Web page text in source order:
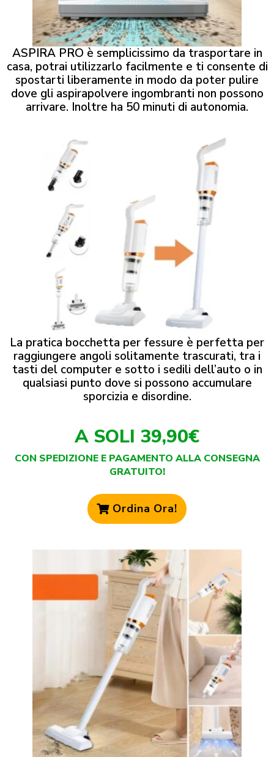
ASPIRA PRO è semplicissimo da trasportare in
casa, potrai utilizzarlo facilmente e ti consente di
spostarti liberamente in modo da poter pulire
dove gli aspirapolvere ingombranti non possono
arrivare. Inoltre ha 50 minuti di autonomia.
La pratica bocchetta per fessure è perfetta per
raggiungere angoli solitamente trascurati, tra i
tasti del computer e sotto i sedili dell’auto o in
qualsiasi punto dove si possono accumulare
sporcizia e disordine.
A SOLI 39,90€
CON SPEDIZIONE E PAGAMENTO ALLA CONSEGNA
GRATUITO!
Ordina Ora!